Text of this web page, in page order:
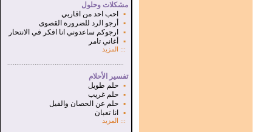
مشكلات وحلول
▪
احب احد من اقاربي
▪
أرجو الرد للضرورة القصوى
▪
ارجوكم ساعدوني انا افكر في الانتحار
▪
أغاني تامر
:::
المزيد
تفسير الأحلام
▪
حلم طويل
▪
حلم غريب
▪
حلم عن الحصان والفيل
▪
انا تعبان
:::
المزيد